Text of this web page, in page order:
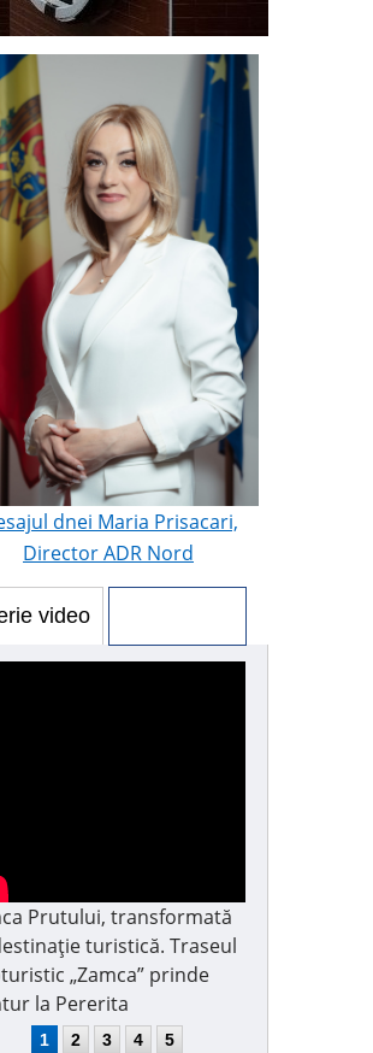
dnei Maria Prisacari,
Director ADR Nord
video
Prutului, transformată
turistică. Traseul
„Zamca” prinde
la Pererita
1 2 3 4 5